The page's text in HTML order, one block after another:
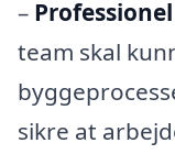
–
team skal
sikre at